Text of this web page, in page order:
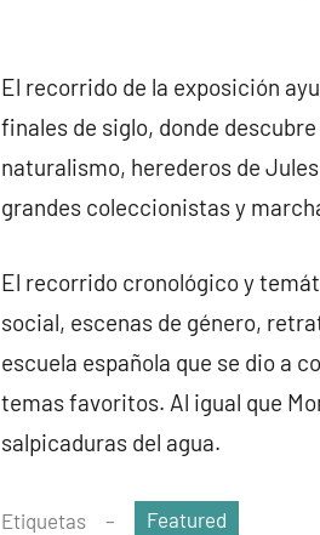
El recorrido de la exposición
finales de siglo, donde
naturalismo, herederos de
grandes coleccionistas y
El recorrido cronológico y
social, escenas de género,
escuela española que se dio a
temas favoritos. Al igual que
salpicaduras del agua.
Etiquetas Featured